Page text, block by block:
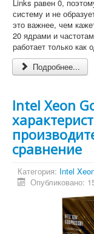
Links равен 0,
систему и не
это важнее, чем
20 ядрами и
работает только как
Подробнее...
Intel Xeon
сравнение
Категория: Intel
Опубликовано: